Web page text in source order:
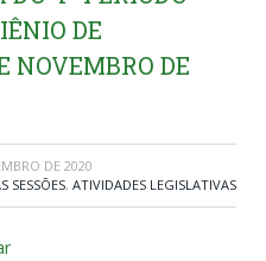
DE
NOVEMBRO DE
DE 2020
SESSÕES, ATIVIDADES LEGISLATIVAS